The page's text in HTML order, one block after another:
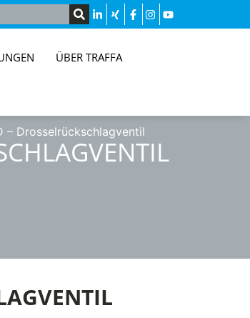
ÜBER TRAFFA
– Drosselrückschlagventil